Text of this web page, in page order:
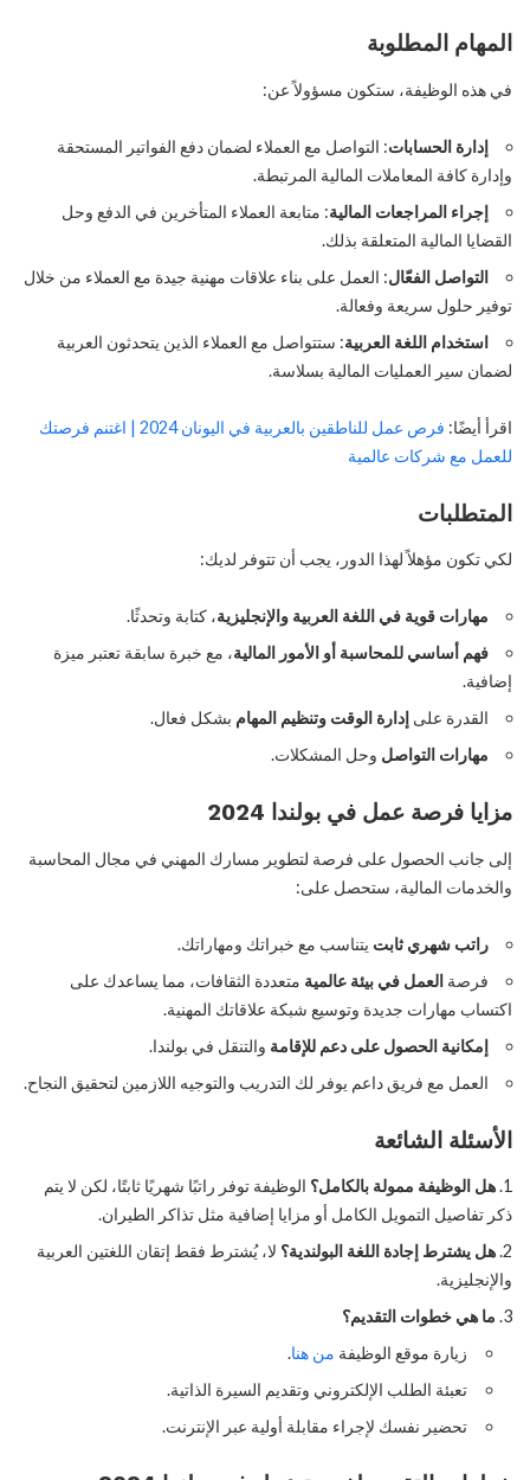
المهام المطلوبة
في هذه الوظيفة، ستكون مسؤولاً عن:
إدارة الحسابات: التواصل مع العملاء لضمان دفع الفواتير المستحقة
وإدارة كافة المعاملات المالية المرتبطة.
إجراء المراجعات المالية: متابعة العملاء المتأخرين في الدفع وحل
القضايا المالية المتعلقة بذلك.
التواصل الفعّال: العمل على بناء علاقات مهنية جيدة مع العملاء من خلال
توفير حلول سريعة وفعالة.
استخدام اللغة العربية: ستتواصل مع العملاء الذين يتحدثون العربية
لضمان سير العمليات المالية بسلاسة.
اقرأ أيضًا:
فرص عمل للناطقين بالعربية في اليونان 2024 | اغتنم فرصتك
للعمل مع شركات عالمية
المتطلبات
لكي تكون مؤهلاً لهذا الدور، يجب أن تتوفر لديك:
مهارات قوية في اللغة العربية والإنجليزية، كتابة وتحدثًا.
فهم أساسي للمحاسبة أو الأمور المالية، مع خبرة سابقة تعتبر ميزة
إضافية.
القدرة علىإدارة الوقت وتنظيم المهام بشكل فعال.
مهارات التواصل وحل المشكلات.
مزايا فرصة عمل في بولندا 2024
إلى جانب الحصول على فرصة لتطوير مسارك المهني في مجال المحاسبة
والخدمات المالية، ستحصل على:
راتب شهري ثابت يتناسب مع خبراتك ومهاراتك.
فرصةالعمل في بيئة عالمية متعددة الثقافات، مما يساعدك على
اكتساب مهارات جديدة وتوسيع شبكة علاقاتك المهنية.
إمكانية الحصول على دعم للإقامة والتنقل في بولندا.
العمل مع فريق داعم يوفر لك التدريب والتوجيه اللازمين لتحقيق النجاح.
الأسئلة الشائعة
هل الوظيفة ممولة بالكامل؟ الوظيفة توفر راتبًا شهريًا ثابتًا، لكن لا يتم
ذكر تفاصيل التمويل الكامل أو مزايا إضافية مثل تذاكر الطيران.
هل يشترط إجادة اللغة البولندية؟ لا، يُشترط فقط إتقان اللغتين العربية
والإنجليزية.
ما هي خطوات التقديم؟
زيارة موقع الوظيفة من هنا.
تعبئة الطلب الإلكتروني وتقديم السيرة الذاتية.
تحضير نفسك لإجراء مقابلة أولية عبر الإنترنت.